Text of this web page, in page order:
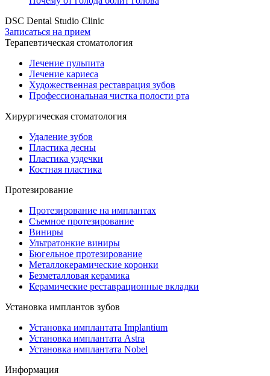
DSC Dental Studio Clinic
Записаться на прием
Терапевтическая стоматология
Лечение пульпита
Лечение кариеса
Художественная реставрация зубов
Профессиональная чистка полости рта
Хирургическая стоматология
Удаление зубов
Пластика десны
Пластика уздечки
Костная пластика
Протезирование
Протезирование на имплантах
Съемное протезирование
Виниры
Ультратонкие виниры
Бюгельное протезирование
Металлокерамические коронки
Безметалловая керамика
Керамические реставрационные вкладки
Установка имплантов зубов
Установка имплантата Implantium
Установка имплантата Astra
Установка имплантата Nobel
Информация